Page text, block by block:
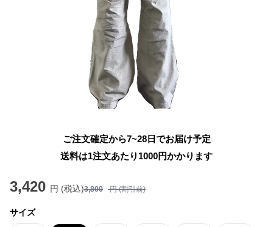
ご注文確定から7~28日でお届け予定
送料は1注文あたり 1000円かかります
3,420 円 (税込)3,800 円 (割引前)
サイズ